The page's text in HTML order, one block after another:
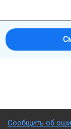
Сообщить об